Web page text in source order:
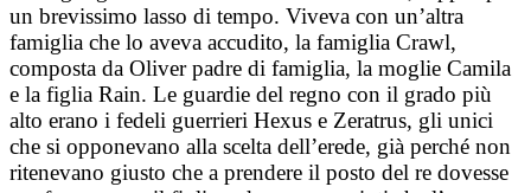
un brevissimo lasso di tempo. Viveva con un’altra
famiglia che lo aveva accudito, la famiglia Crawl,
composta da Oliver padre di famiglia, la moglie Camila
e la figlia Rain. Le guardie del regno con il grado più
alto erano i fedeli guerrieri Hexus e Zeratrus, gli unici
che si opponevano alla scelta dell’erede, già perché non
ritenevano giusto che a prendere il posto del re dovesse